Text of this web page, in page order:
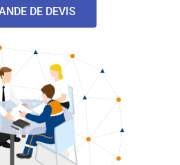
DE DEVIS